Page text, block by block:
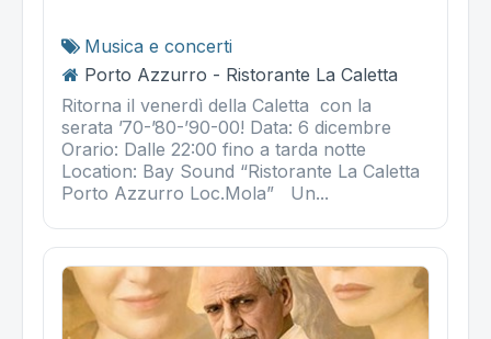
Musica e concerti
Porto Azzurro - Ristorante La Caletta
Ritorna il venerdì della Caletta con la
serata ’70-’80-’90-00! Data: 6 dicembre
Orario: Dalle 22:00 fino a tarda notte
Location: Bay Sound “Ristorante La Caletta
Porto Azzurro Loc.Mola” Un...